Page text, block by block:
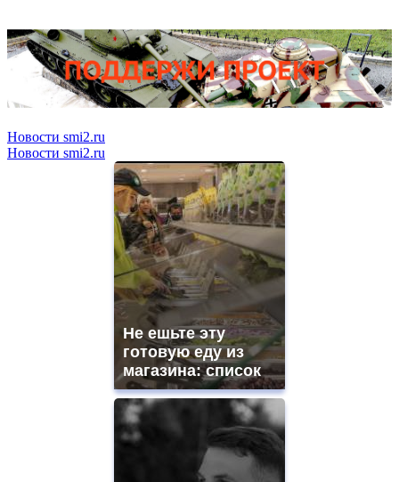
Новости smi2.ru
Новости smi2.ru
Не ешьте эту
готовую еду из
магазина: список